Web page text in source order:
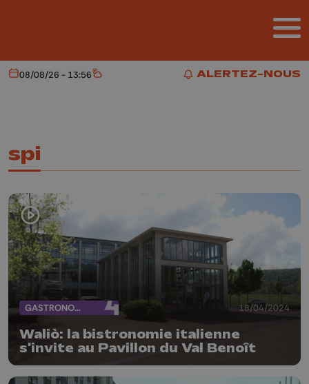
ALERTEZ-NOUS
ALERTEZ-NOUS
Aujourd'hui
08/08/26 - 13:56 Météo
spi
GASTRONOMIE 18/04/2024
Waliò: la bistronomie italienne
s'invite au Pavillon du Val Benoît